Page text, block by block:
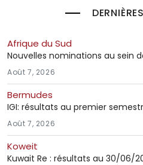
Afrique du Sud
Nouvelles nominations au sein
Août 7, 2026
Bermudes
IGI: résultats au premier
Août 7, 2026
Koweit
Kuwait Re : résultats au 30/06/